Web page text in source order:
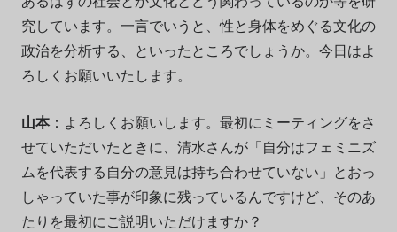
究しています。一言でいうと、性と身体をめぐる文化の
政治を分析する、といったところでしょうか。今日はよ
ろしくお願いいたします。
山本：よろしくお願いします。最初にミーティングをさ
せていただいたときに、清水さんが「自分はフェミニズ
ムを代表する自分の意見は持ち合わせていない」とおっ
しゃっていた事が印象に残っているんですけど、そのあ
たりを最初にご説明いただけますか？